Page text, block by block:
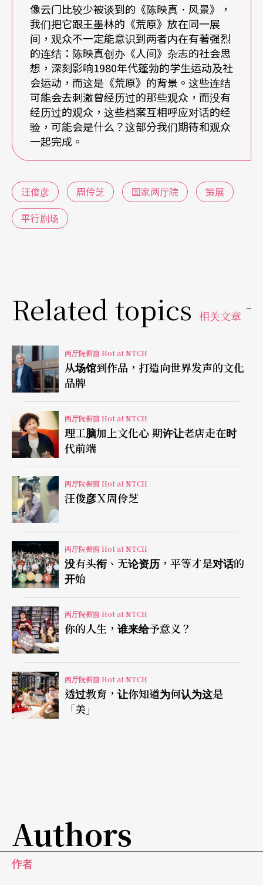
像云门比较少被谈到的《陈映真．风景》，
我们把它跟王墨林的《荒原》放在同一展
间，观众不一定能意识到两者内在有著强烈
的连结：陈映真创办《人间》杂志的社会思
想，深刻影响1980年代蓬勃的学生运动及社
会运动，而这是《荒原》的背景。这些连结
可能会去刺激曾经历过的那些观众，而没有
经历过的观众，这些档案互相呼应对话的经
验，可能会是什么？这部分我们期待和观众
一起完成。
汪俊彦 周伶芝 国家两厅院
策展
平行剧场
Related topics 相关文章
两厅院橱窗 Hot at NTCH
从场馆到作品，打造向世界发声的文化
品牌
两厅院橱窗 Hot at NTCH
理工脑加上文化心 期许让老店走在时
代前端
两厅院橱窗 Hot at NTCH
汪俊彦Ｘ周伶芝
两厅院橱窗 Hot at NTCH
没有头衔、无论资历，平等才是对话的
开始
两厅院橱窗 Hot at NTCH
你的人生，谁来给予意义？
两厅院橱窗 Hot at NTCH
透过教育，让你知道为何认为这是
「美」
Authors
作者